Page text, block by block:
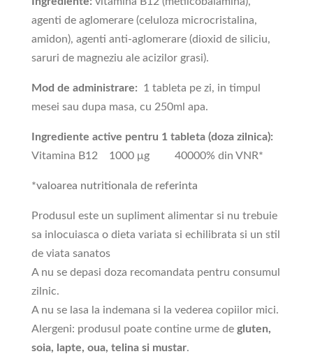
agenti de aglomerare (celuloza microcristalina,
amidon), agenti anti-aglomerare (dioxid de siliciu,
saruri de magneziu ale acizilor grasi).
Mod de administrare: 1 tableta pe zi, in timpul
mesei sau dupa masa, cu 250ml apa.
Ingrediente active pentru 1 tableta (doza zilnica):
Vitamina B12 1000 μg 40000% din VNR*
*valoarea nutritionala de referinta
Produsul este un supliment alimentar si nu trebuie
sa inlocuiasca o dieta variata si echilibrata si un stil
de viata sanatos
A nu se depasi doza recomandata pentru consumul
zilnic.
A nu se lasa la indemana si la vederea copiilor mici.
Alergeni: produsul poate contine urme de gluten,
soia, lapte, oua, telina si mustar.